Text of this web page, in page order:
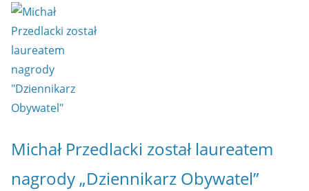
Michał Przedlacki został laureatem
nagrody „Dziennikarz Obywatel”